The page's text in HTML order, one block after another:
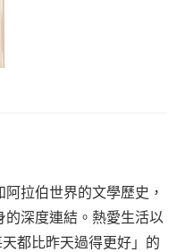
拉伯世界的文學歷史，
的深度連結。熱愛生活以
都比昨天過得更好」的